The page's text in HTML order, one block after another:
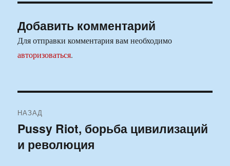
Добавить комментарий
Для отправки комментария вам необходимо
авторизоваться.
по
записям
НАЗАД
Предыдущая
запись:
Pussy Riot, борьба цивилизаций
и революция